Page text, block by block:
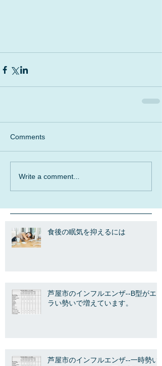
Comments
Write a comment...
食後の眠気を抑えるには
芦屋市のインフルエンザ--B型がエ
ラい勢いで増えています。
芦屋市のインフルエンザ--一時勢い